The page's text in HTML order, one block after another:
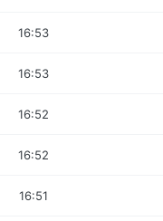
16:53
16:53
16:52
16:52
16:51